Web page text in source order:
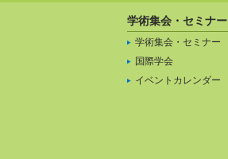
学術集会・セミナー
学術集会・セミナー
国際学会
イベントカレンダー